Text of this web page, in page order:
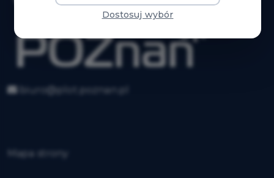
biuro@plot.poznan.pl
Mapa strony
Dostosuj wybór